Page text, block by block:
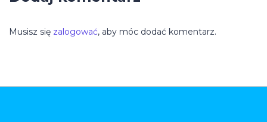
Musisz się zalogować, aby móc dodać komentarz.